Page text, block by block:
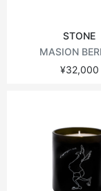
STONE
MASION
¥32,000